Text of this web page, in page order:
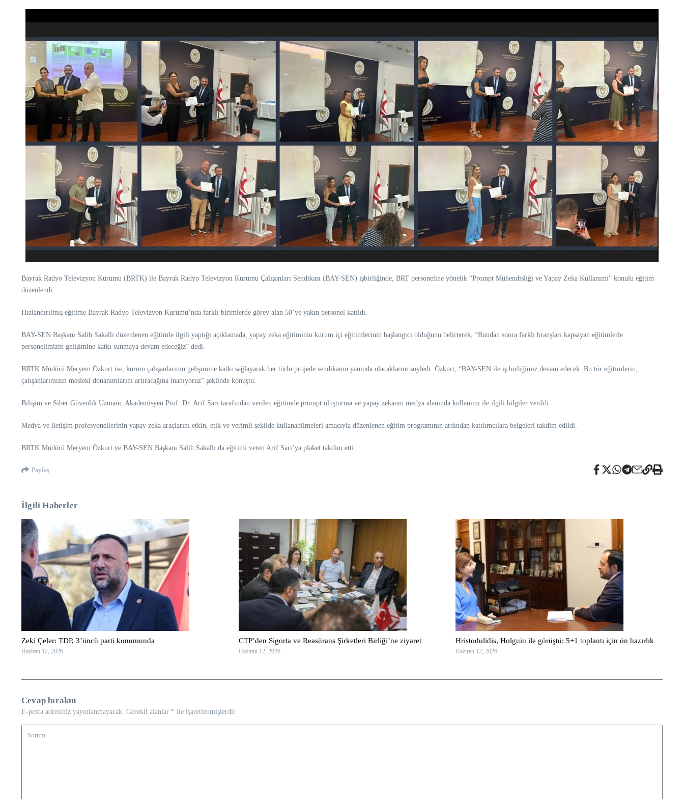
Bayrak Radyo Televizyon Kurumu (BRTK) ile Bayrak Radyo Televizyon Kurumu Çalışanları Sendikası (BAY-SEN) işbirliğinde, BRT personeline yönelik “Prompt Mühendisliği ve Yapay Zeka Kullanımı” konulu eğitim
düzenlendi.
Hızlandırılmış eğitime Bayrak Radyo Televizyon Kurumu’nda farklı birimlerde görev alan 50’ye yakın personel katıldı.
BAY-SEN Başkanı Salih Sakallı düzenlenen eğitimle ilgili yaptığı açıklamada, yapay zeka eğitiminin kurum içi eğitimlerinin başlangıcı olduğunu belirterek, “Bundan sonra farklı branşları kapsayan eğitimlerle
personelimizin gelişimine katkı sunmaya devam edeceğiz” dedi.
BRTK Müdürü Meryem Özkurt ise, kurum çalışanlarının gelişimine katkı sağlayarak her türlü projede sendikanın yanında olacaklarını söyledi. Özkurt, “BAY-SEN ile iş birliğimiz devam edecek. Bu tür eğitimlerin,
çalışanlarımızın mesleki donanımlarını artıracağına inanıyoruz” şeklinde konuştu.
Bilişim ve Siber Güvenlik Uzmanı, Akademisyen Prof. Dr. Arif Sarı tarafından verilen eğitimde prompt oluşturma ve yapay zekanın medya alanında kullanımı ile ilgili bilgiler verildi.
Medya ve iletişim profesyonellerinin yapay zeka araçlarını etkin, etik ve verimli şekilde kullanabilmeleri amacıyla düzenlenen eğitim programının ardından katılımcılara belgeleri takdim edildi.
BRTK Müdürü Meryem Özkurt ve BAY-SEN Başkanı Salih Sakallı da eğitimi veren Arif Sarı’ya plaket takdim etti.
Paylaş
İlgili Haberler
Zeki Çeler: TDP, 3’üncü parti konumunda
Haziran 12, 2026
CTP’den Sigorta ve Reasürans Şirketleri Birliği’ne ziyaret
Haziran 12, 2026
Hristodulidis, Holguin ile görüştü: 5+1 toplantı için ön hazırlık
Haziran 12, 2026
Cevap bırakın
E-posta adresiniz yayınlanmayacak. Gerekli alanlar * ile işaretlenmişlerdir